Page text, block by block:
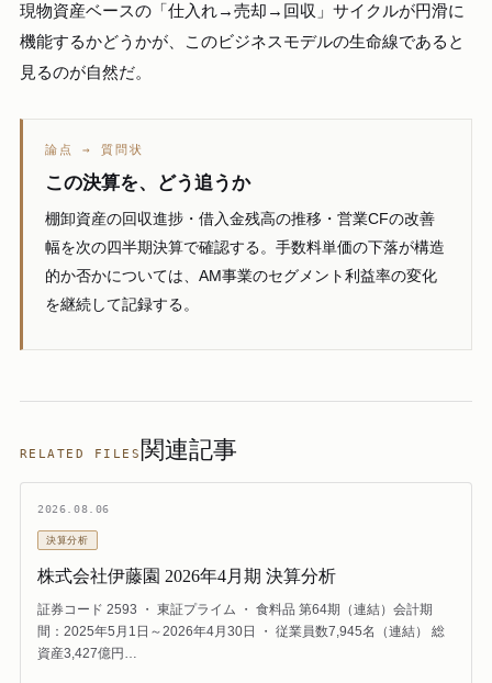
現物資産ベースの「仕入れ→売却→回収」サイクルが円滑に
機能するかどうかが、このビジネスモデルの生命線であると
見るのが自然だ。
論点 → 質問状
この決算を、どう追うか
棚卸資産の回収進捗・借入金残高の推移・営業CFの改善
幅を次の四半期決算で確認する。手数料単価の下落が構造
的か否かについては、AM事業のセグメント利益率の変化
を継続して記録する。
RELATED FILES 関連記事
2026.08.06
決算分析
株式会社伊藤園 2026年4月期 決算分析
証券コード 2593 ・ 東証プライム ・ 食料品 第64期（連結）会計期
間：2025年5月1日～2026年4月30日 ・ 従業員数7,945名（連結） 総
資産3,427億円…